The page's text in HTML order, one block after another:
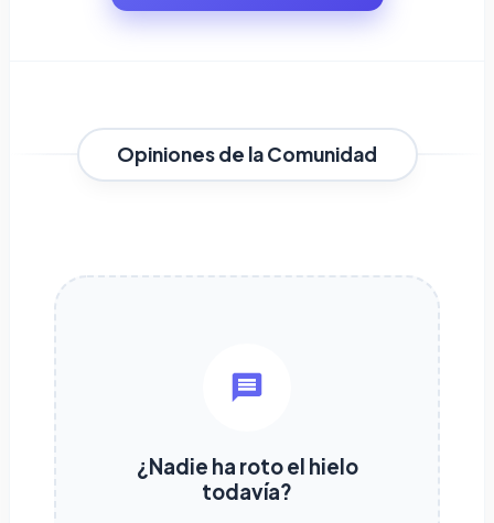
Opiniones de la Comunidad
¿Nadie ha roto el hielo
todavía?